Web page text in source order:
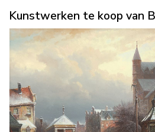
Kunstwerken te koop van